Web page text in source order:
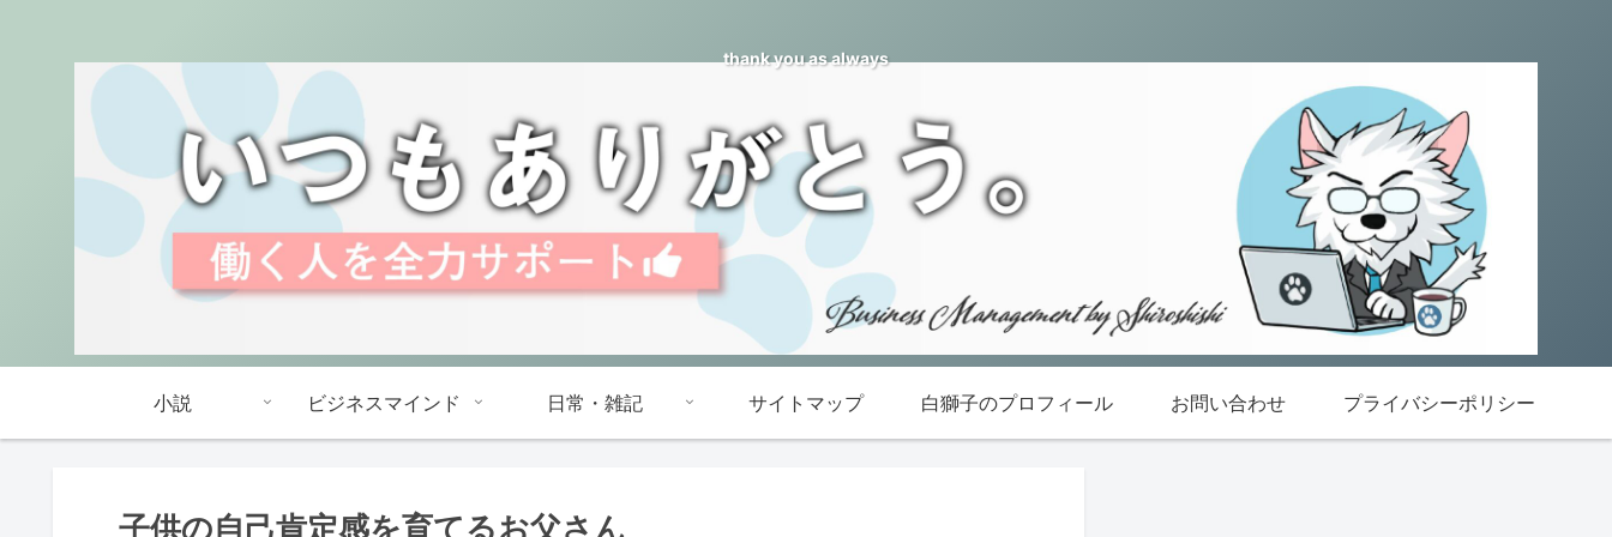
thank you as always
小説 ビジネスマインド 日常・雑記 サイトマップ 白獅子のプロフィール お問い合わせ プライバシーポリシー
子供の自己肯定感を育てるお父さん